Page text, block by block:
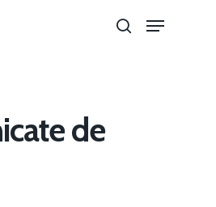
or ESC to close
de